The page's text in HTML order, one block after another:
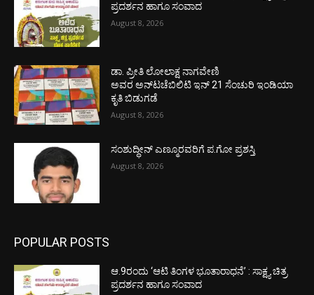
ಪ್ರದರ್ಶನ ಹಾಗೂ ಸಂವಾದ
August 8, 2026
ಡಾ. ಪ್ರೀತಿ ಲೋಲಾಕ್ಷ ನಾಗವೇಣಿ
ಅವರ ಅನ್‌ಟಚೆಬಿಲಿಟಿ ಇನ್ 21 ಸೆಂಚುರಿ ಇಂಡಿಯಾ
ಕೃತಿ ಬಿಡುಗಡೆ
August 8, 2026
ಸಂಶುದ್ಧೀನ್ ಎಣ್ಮೂರವರಿಗೆ ಪ.ಗೋ ಪ್ರಶಸ್ತಿ
August 8, 2026
POPULAR POSTS
ಆ.9ರಂದು ‘ಆಟಿ ತಿಂಗಳ ಭೂತಾರಾಧನೆ’ : ಸಾಕ್ಷ್ಯ ಚಿತ್ರ
ಪ್ರದರ್ಶನ ಹಾಗೂ ಸಂವಾದ